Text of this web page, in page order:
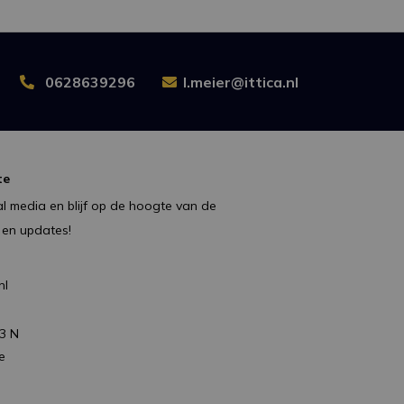
0628639296 l.meier@ittica.nl
media en blijf op de hoogte van de
updates!
N